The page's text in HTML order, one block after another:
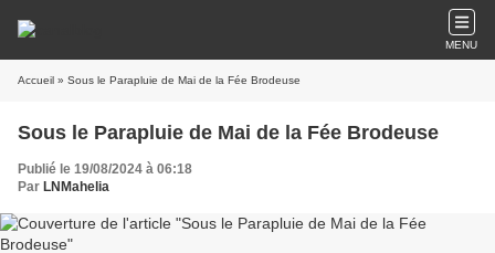
MENU
Accueil » Sous le Parapluie de Mai de la Fée Brodeuse
Sous le Parapluie de Mai de la Fée Brodeuse
Publié le 19/08/2024 à 06:18
Par LNMahelia